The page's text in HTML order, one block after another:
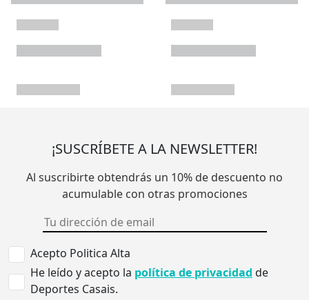
¡SUSCRÍBETE A LA NEWSLETTER!
Al suscribirte obtendrás un 10% de descuento no
acumulable con otras promociones
Acepto Politica Alta
He leído y acepto la política de privacidad de
Deportes Casais.